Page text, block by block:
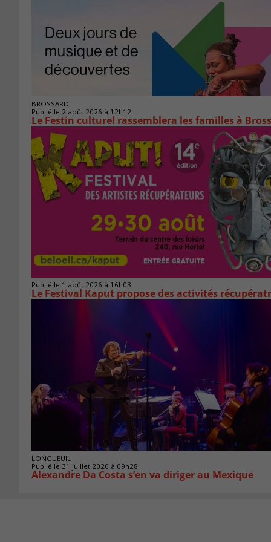
BROSSARD
Publié le 2 août 2026 à 12h12
Le Festin culturel rassemblera les familles à
Publié le 1 août 2026 à 16h03
Le Festival Kaput propose des activités
LONGUEUIL
Publié le 31 juillet 2026 à 09h28
Alexandre Da Costa s’en va diriger au Mexique